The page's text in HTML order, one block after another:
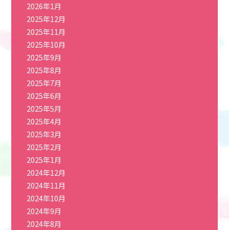
2026年1月
2025年12月
2025年11月
2025年10月
2025年9月
2025年8月
2025年7月
2025年6月
2025年5月
2025年4月
2025年3月
2025年2月
2025年1月
2024年12月
2024年11月
2024年10月
2024年9月
2024年8月